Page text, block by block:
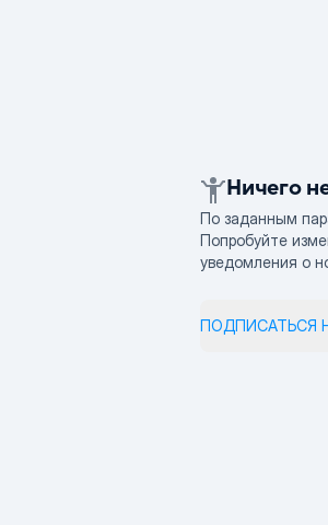
Ничего
По заданным
Попробуйте
уведомления о
ПОДПИСАТЬСЯ